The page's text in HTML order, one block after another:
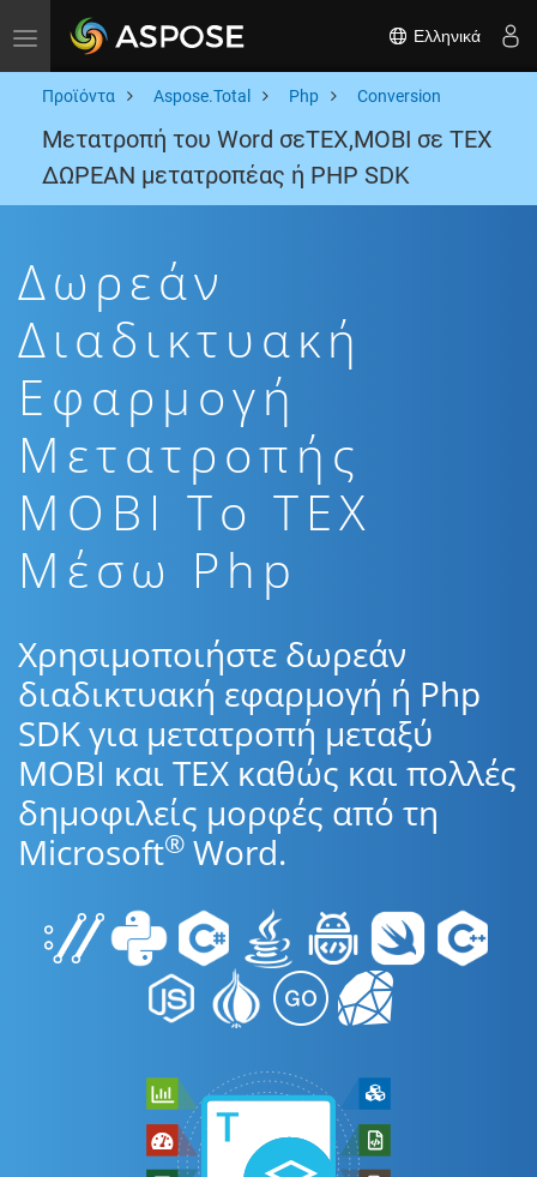
Toggle navigation Ελληνικά
Προϊόντα Aspose.Total Php Conversion
Μετατροπή του Word σεTEX,MOBI σε TEX
ΔΩΡΕΑΝ μετατροπέας ή PHP SDK
Δωρεάν
Διαδικτυακή
Εφαρμογή
Μετατροπής
MOBI To TEX
Μέσω Php
Χρησιμοποιήστε δωρεάν
διαδικτυακή εφαρμογή ή Php
SDK για μετατροπή μεταξύ
MOBI και TEX καθώς και πολλές
δημοφιλείς μορφές από τη
Microsoft® Word.